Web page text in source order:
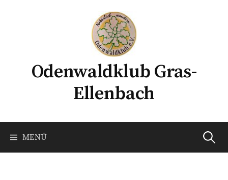
Odenwaldklub Gras-
Ellenbach
MENÜ Suchen